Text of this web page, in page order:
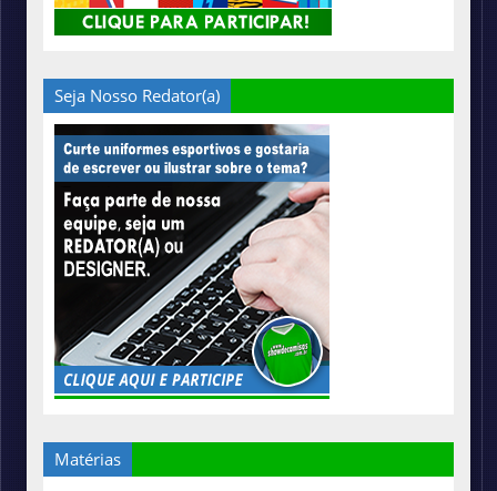
Seja Nosso Redator(a)
Matérias